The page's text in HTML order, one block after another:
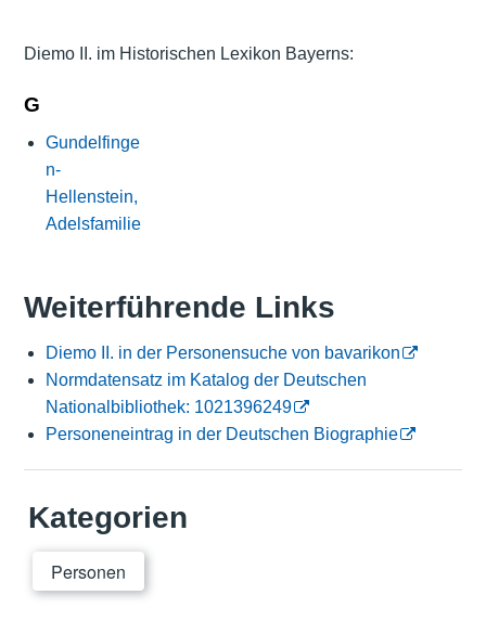
Diemo II. im Historischen Lexikon Bayerns:
G
Gundelfinge
n-
Hellenstein,
Adelsfamilie
Weiterführende Links
Diemo II. in der Personensuche von bavarikon
Normdatensatz im Katalog der Deutschen
Nationalbibliothek: 1021396249
Personeneintrag in der Deutschen Biographie
Kategorien
Personen